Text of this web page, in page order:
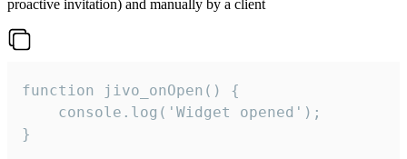
proactive invitation) and manually by a client
function jivo_onOpen() {
    console.log('Widget opened');
}